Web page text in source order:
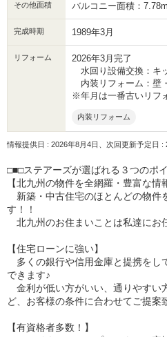
その他面積 バルコニー面積：
完成時期 1989年3月
リフォーム
2026年3月完了
水回り設備交換：キ
内装リフォーム：壁
※年月は一番古いリフ
内装リフォーム
情報提供日 : 2026年8月4日、次回更新予定日 :
□■□ステアーズが選ばれる３つのポ
【北九州の物件を全網羅・豊富な情
新築・中古住宅のほとんどの物件
す！！
北九州のお住まいことは私達にお
【住宅ローンに強い】
多くの銀行や信用金庫と提携をし
できます♪
金利が低い方がいい、通りやすい
ど、お客様の条件に合わせてご提案
【有資格者多数！】